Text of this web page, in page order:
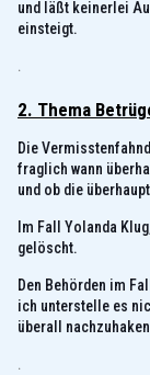
und läßt keinerlei
einsteigt.
.
2. Thema
Die
fraglich wann
und ob die
Im Fall Yolanda
gelöscht.
Den Behörden im
ich unterstelle es
überall
.